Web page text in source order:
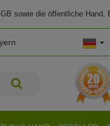
sowie die öffentliche